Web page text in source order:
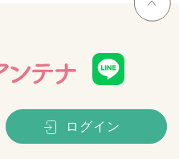
ログイン